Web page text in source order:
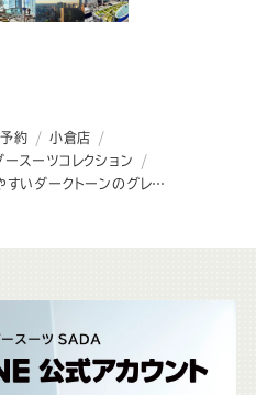
ツSADAのトップページ
約
小倉店
スーツコレクション
ビジネスシーンでも使いやすいダークトーンのグレンチェックスーツ